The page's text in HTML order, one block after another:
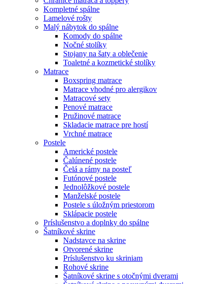
Kompletné spálne
Lamelové rošty
Malý nábytok do spálne
Komody do spálne
Nočné stolíky
Stojany na šaty a oblečenie
Toaletné a kozmetické stolíky
Matrace
Boxspring matrace
Matrace vhodné pro alergikov
Matracové sety
Penové matrace
Pružinové matrace
Skladacie matrace pre hostí
Vrchné matrace
Postele
Americké postele
Čalúnené postele
Čelá a rámy na posteľ
Futónové postele
Jednolôžkové postele
Manželské postele
Postele s úložným priestorom
Sklápacie postele
Príslušenstvo a doplnky do spálne
Šatníkové skrine
Nadstavce na skrine
Otvorené skrine
Príslušenstvo ku skriniam
Rohové skrine
Šatníkové skrine s otočnými dverami